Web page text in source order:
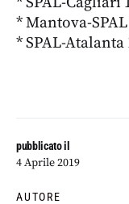
pubblicato il
4 Aprile 2019
AUTORE
* Mantova-
* SPAL-